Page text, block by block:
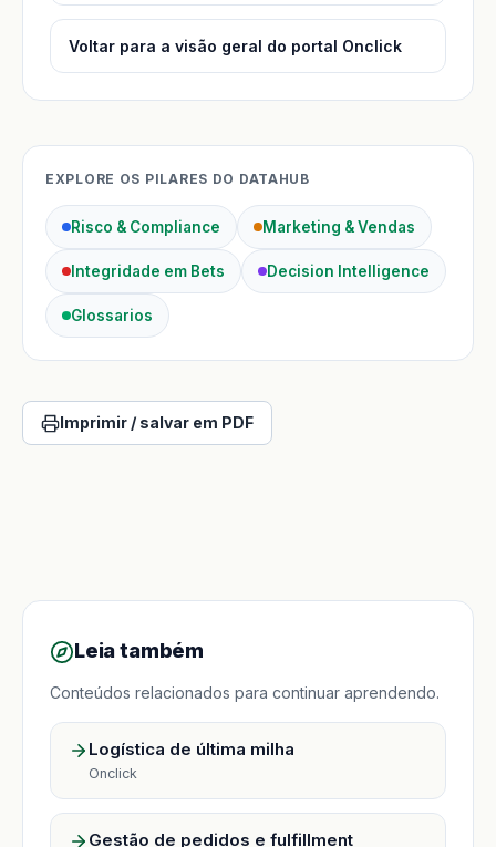
Voltar para a visão geral do portal Onclick
EXPLORE OS PILARES DO DATAHUB
Risco & Compliance Marketing & Vendas
Integridade em Bets Decision Intelligence
Glossarios
Imprimir / salvar em PDF
Leia também
Conteúdos relacionados para continuar aprendendo.
Logística de última milha
Onclick
Gestão de pedidos e fulfillment